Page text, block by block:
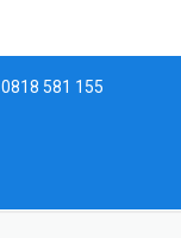
0818 581 155